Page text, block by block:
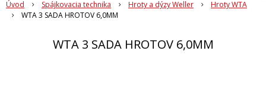
Úvod Spájkovacia technika Hroty a dýzy Weller
Hroty WTA
WTA 3 SADA HROTOV 6,0MM
WTA 3 SADA HROTOV 6,0MM